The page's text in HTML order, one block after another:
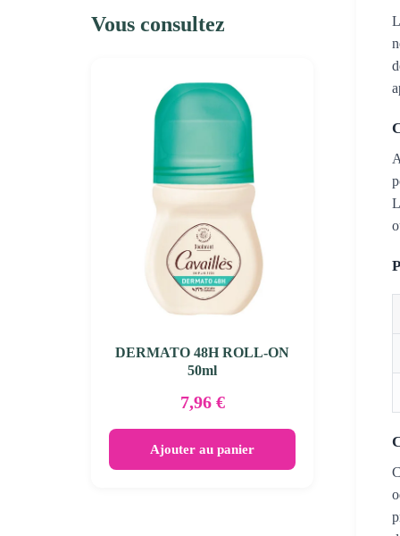
Vous consultez
DERMATO 48H ROLL-ON
50ml
7,96 €
Ajouter au panier